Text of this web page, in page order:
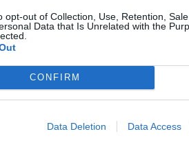
opt-out of Collection, Use, Retention,
Data that Is Unrelated with the
CONFIRM
Data Deletion Data Access
muslimanov obnašajo
naglavnih rut ali se
morajo braniti svojo čast
boječe muslimanke.
vklopiti,« dodaja uradnik.
učenci pogosto »videti